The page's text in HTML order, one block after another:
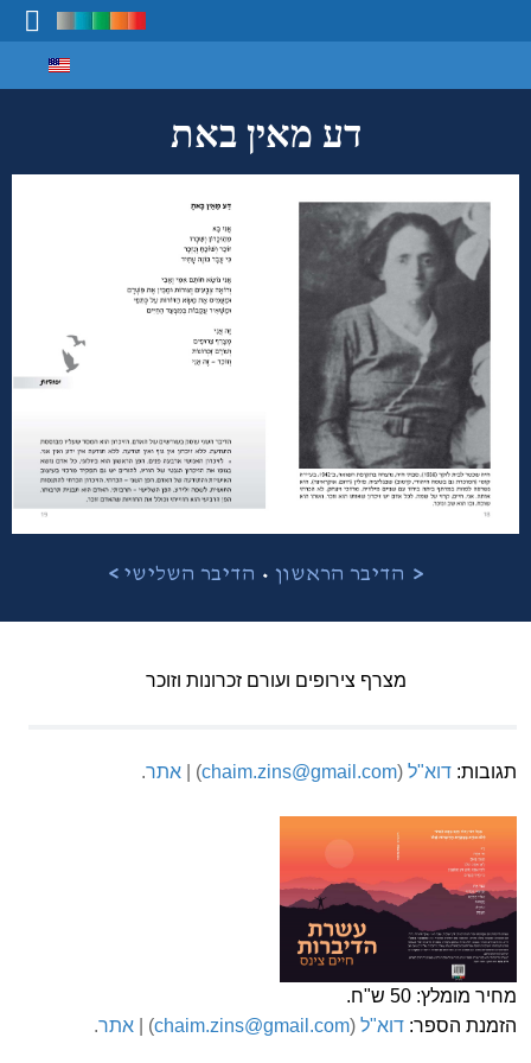
דע מאין באת
< הדיבר הראשון • הדיבר השלישי >
מצרף צירופים ועורם זכרונות וזוכר
תגובות: דוא"ל (
chaim.zins@gmail.com
) | אתר.
מחיר מומלץ: 50 ש"ח.
הזמנת הספר: דוא"ל (
chaim.zins@gmail.com
) | אתר.